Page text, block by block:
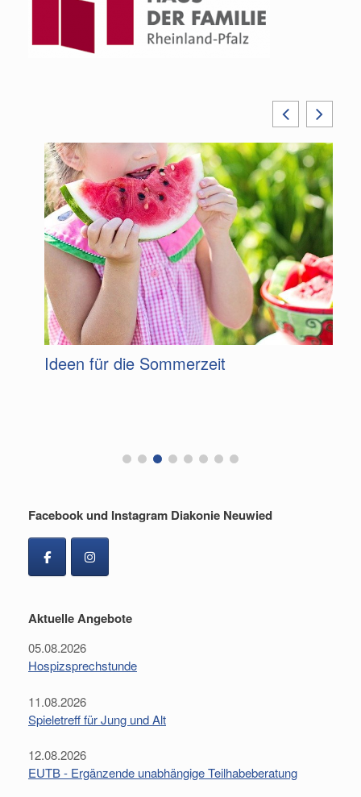
Ideen für die Sommerzeit
Facebook und Instagram Diakonie Neuwied
Aktuelle Angebote
05.08.2026
Hospizsprechstunde
11.08.2026
Spieletreff für Jung und Alt
12.08.2026
EUTB - Ergänzende unabhängige Teilhabeberatung